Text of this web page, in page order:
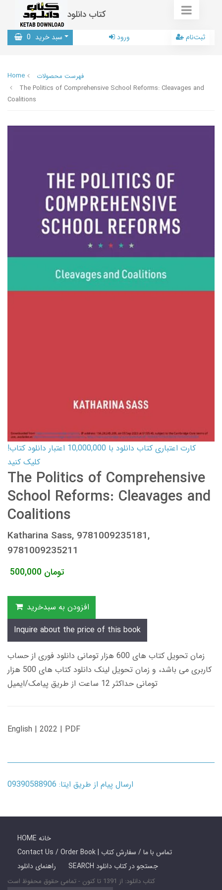
کتاب دانلود
سبد خرید 0 ورود ثبت‌نام
Home
فهرست محصولات
The Politics of Comprehensive School Reforms: Cleavages and
Coalitions
کارت اعتباری کتاب دانلود با 10,000,000 اعتبار دانلود کتاب!
کلیک کنید
The Politics of Comprehensive
School Reforms: Cleavages and
Coalitions
Katharina Sass, 9781009235181,
9781009235211
500,000 تومان
افزودن به سبدخرید
Inquire about the price of this book
زمان تحویل کتاب های 600 هزار تومانی دانلود فوری از حساب
کاربری می باشد، و زمان تحویل لینک دانلود کتاب های 500 هزار
تومانی حداکثر 12 ساعت از طریق پیامک/ایمیل
English | 2022 | PDF
ارسال پیام از طریق ایتا: 09390588906
HOME خانه
Contact Us / Order Book | تماس با ما / سفارش کتاب
راهنمای دانلود
SEARCH جستجو در کتاب دانلود
کتاب دانلود: از 1391 تا کنون - تمامی حقوق محفوظ است